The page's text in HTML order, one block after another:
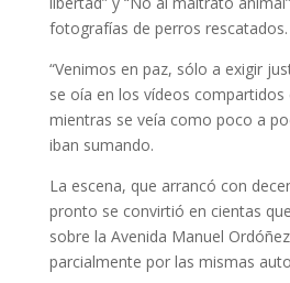
fotografías de perros rescatados.
“Venimos en paz, sólo a exigir
se oía en los vídeos compartidos
mientras se veía como poco a
iban sumando.
La escena, que arrancó con
pronto se convirtió en cientas
sobre la Avenida Manuel
parcialmente por las mismas